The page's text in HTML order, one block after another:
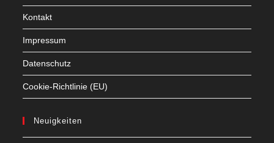
Kontakt
Impressum
Datenschutz
Cookie-Richtlinie (EU)
Neuigkeiten